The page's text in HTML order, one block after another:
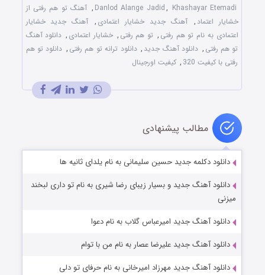
Danlod Alange Jadid, Khashayar Etemadi
, آهنگ تو هم رفتی از
خشایار اعتماد , آهنگ جدید خشایار اعتمادی , آهنگ جدید خشایار
اعتمادی به نام تو هم رفتی , تو هم رفتی , خشایار اعتمادی , دانلود آهنگ
تو هم رفتی , دانلود آهنگ جدید , دانلود ترانه تو هم رفتی , دانلود تو هم
رفتی با کیفیت 320
, کیفیت اورجینال
مطالب پیشنهادی
دانلود دکلمه جدید حسین سلیمانی به نام یلدای ثانیه ها
دانلود آهنگ جدید و بسیار زیبای رضا شیری به نام تو داری لبخند
میزنی
دانلود آهنگ جدید امیرعباس گلاب به نام دعوا
دانلود آهنگ جدید علیرضا عصار به نام من با توام
دانلود آهنگ جدید مهرزاد امیرخانی به نام حرفای تو دلی